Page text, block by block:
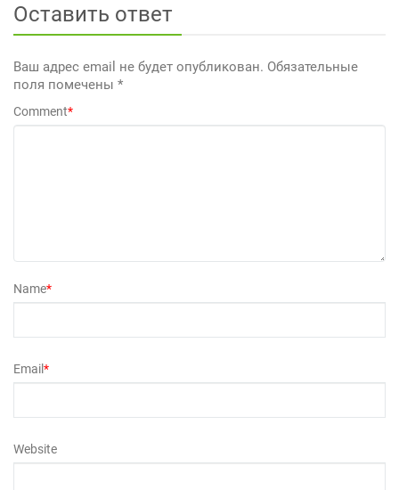
Оставить ответ
Ваш адрес email не будет опубликован. Обязательные
поля помечены *
Comment*
Name*
Email*
Website